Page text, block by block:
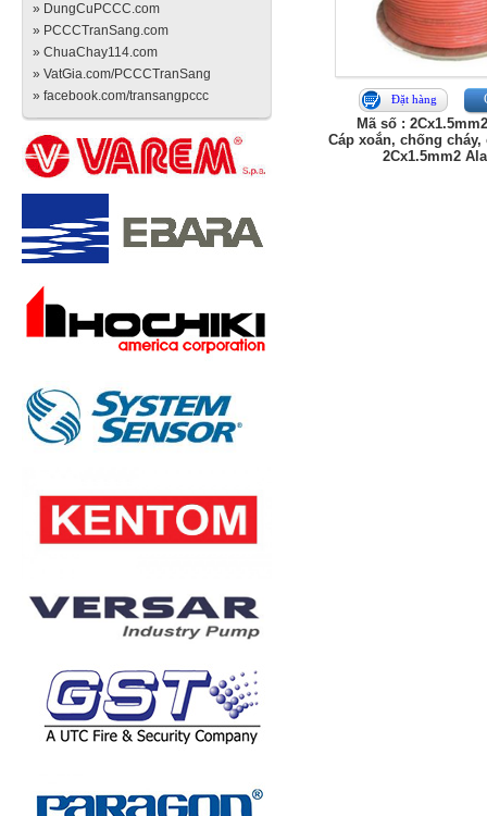
» DungCuPCCC.com
» PCCCTranSang.com
» ChuaChay114.com
» VatGia.com/PCCCTranSang
» facebook.com/transangpccc
Đặt hàng
Mã số :
Cáp xoắn, chống
2Cx1.5mm2